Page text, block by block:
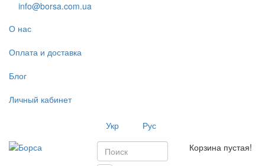
info@borsa.com.ua
О нас
Оплата и доставка
Блог
Личный кабинет
Укр
Рус
Корзина пустая!